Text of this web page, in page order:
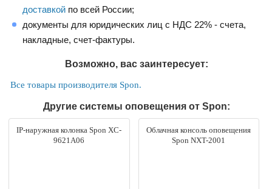
доставкой по всей России;
документы для юридических лиц с НДС 22% - счета,
накладные, счет-фактуры.
Возможно, вас заинтересует:
Все товары производителя Spon.
Другие системы оповещения от Spon:
IP-наружная колонка Spon XC-
9621A06
Облачная консоль оповещения
Spon NXT-2001